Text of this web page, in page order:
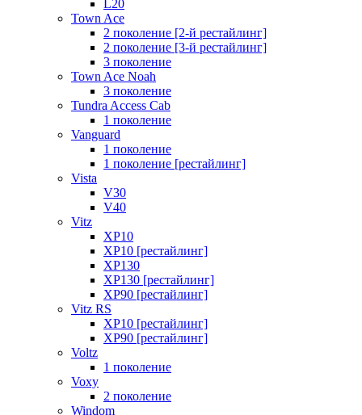
L20
Town Ace
2 поколение [2-й рестайлинг]
2 поколение [3-й рестайлинг]
3 поколение
Town Ace Noah
3 поколение
Tundra Access Cab
1 поколение
Vanguard
1 поколение
1 поколение [рестайлинг]
Vista
V30
V40
Vitz
XP10
XP10 [рестайлинг]
XP130
XP130 [рестайлинг]
XP90 [рестайлинг]
Vitz RS
XP10 [рестайлинг]
XP90 [рестайлинг]
Voltz
1 поколение
Voxy
2 поколение
Windom